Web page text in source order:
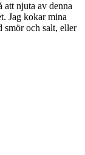
att njuta av denna
Jag kokar mina
smör och salt, eller